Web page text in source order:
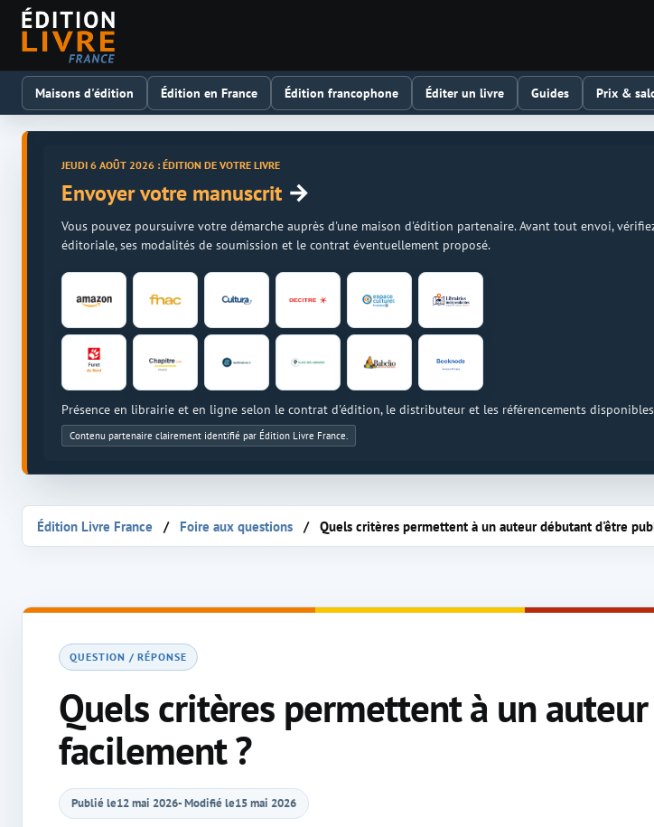
Maisons d'édition Édition en France Édition francophone Éditer un livre Guides Prix &
JEUDI 6 AOÛT 2026 : ÉDITION DE VOTRE LIVRE
Envoyer votre manuscrit →
Vous pouvez poursuivre votre démarche auprès d'une maison d'édition partenaire. Avant tout envoi,
éditoriale, ses modalités de soumission et le contrat éventuellement proposé.
Présence en librairie et en ligne selon le contrat d'édition, le distributeur et les référencements
Contenu partenaire clairement identifié par Édition Livre France.
Édition Livre France Foire aux questions Quels critères permettent à un auteur débutant d'être
QUESTION / RÉPONSE
Quels critères permettent à un
facilement ?
Publié le12 mai 2026- Modifié le15 mai 2026